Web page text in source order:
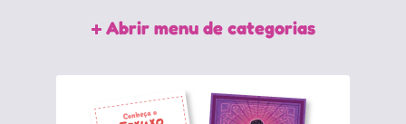
Abrir menu de categorias